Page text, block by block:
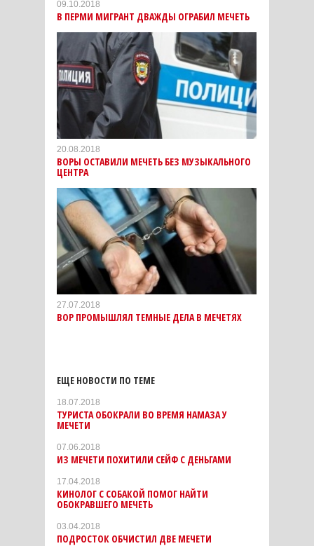
09.10.2018
В ПЕРМИ МИГРАНТ ДВАЖДЫ ОГРАБИЛ МЕЧЕТЬ
20.08.2018
ВОРЫ ОСТАВИЛИ МЕЧЕТЬ БЕЗ МУЗЫКАЛЬНОГО
ЦЕНТРА
27.07.2018
ВОР ПРОМЫШЛЯЛ ТЕМНЫЕ ДЕЛА В МЕЧЕТЯХ
ЕЩЕ НОВОСТИ ПО ТЕМЕ
18.07.2018
ТУРИСТА ОБОКРАЛИ ВО ВРЕМЯ НАМАЗА У
МЕЧЕТИ
07.06.2018
ИЗ МЕЧЕТИ ПОХИТИЛИ СЕЙФ С ДЕНЬГАМИ
17.04.2018
КИНОЛОГ С СОБАКОЙ ПОМОГ НАЙТИ
ОБОКРАВШЕГО МЕЧЕТЬ
03.04.2018
ПОДРОСТОК ОБЧИСТИЛ ДВЕ МЕЧЕТИ